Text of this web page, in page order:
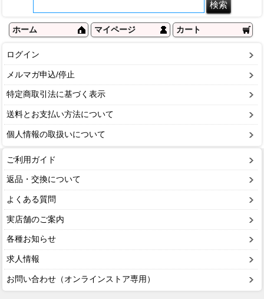
ホーム マイページ カート
ログイン
メルマガ申込/停止
特定商取引法に基づく表示
送料とお支払い方法について
個人情報の取扱いについて
ご利用ガイド
返品・交換について
よくある質問
実店舗のご案内
各種お知らせ
求人情報
お問い合わせ（オンラインストア専用）